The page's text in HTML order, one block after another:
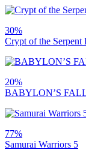
30%
Crypt of the Serpent
20%
BABYLON’S
77%
Samurai Warriors 5